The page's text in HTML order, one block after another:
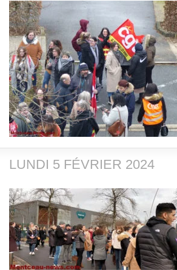
LUNDI 5 FÉVRIER 2024